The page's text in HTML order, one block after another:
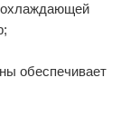
охлаждающей
обеспечивает